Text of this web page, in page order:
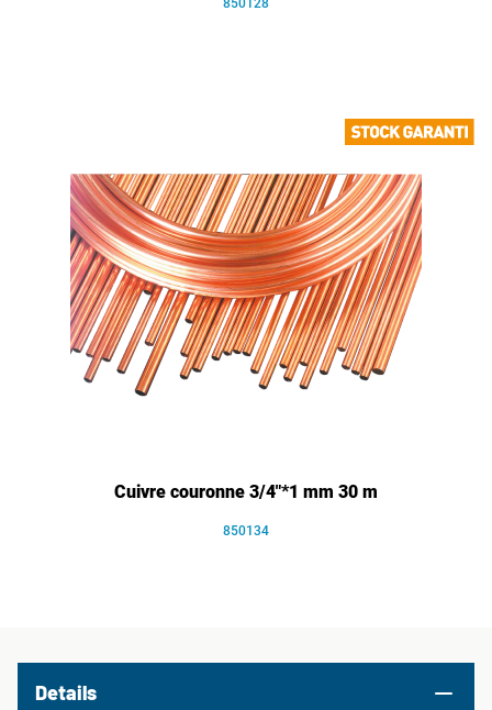
850128
Cuivre couronne 3/4"*1 mm 30 m
850134
Details